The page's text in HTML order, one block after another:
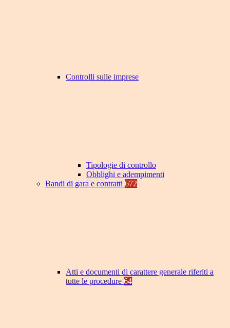
Controlli sulle imprese
Tipologie di controllo
Obblighi e adempimenti
Bandi di gara e contratti 672
Atti e documenti di carattere generale riferiti a
tutte le procedure 64